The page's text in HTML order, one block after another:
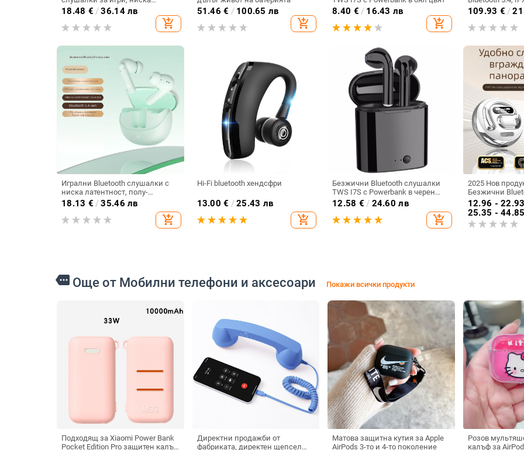
латентност, Bluetooth 5.4, HD
разговори, стерео звук
18.48 € /36.14 лв
add_shopping_cart
51.46 € / 100.65 лв
add_shopping_cart
8.40 € / 16.43 лв
add_shopping_cart
водоустойчиви
109.93 € /
Игрални Bluetooth слушалки с
ниска латентност, полу-
затворен дизайн,
шумопотискане за разговори и
дълъг живот на батерията,
18.13 € /35.46 лв
add_shopping_cart
Hi-Fi bluetooth хендсфри
13.00 € /25.43 лв
add_shopping_cart
Безжични Bluetooth слушалки
TWS I7S с Powerbank в черен
цвят
12.58 € / 24.60 лв
add_shopping_cart
2025 Нов
Безжични
5.5 Монтирани
Бинаурални
Горещ модел
12.96 - 22.93
25.35 -
more Още от Мобилни телефони и аксесоари Покажи всички продукти
Подходящ за Xiaomi Power Bank
Pocket Edition Pro защитен калъф
Директни продажби от
фабриката, директен щепсел
Матова защитна кутия за Apple
AirPods 3-то и 4-то поколение
Розов
калъф за